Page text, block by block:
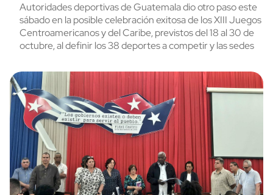
Autoridades deportivas de Guatemala dio otro paso este
sábado en la posible celebración exitosa de los XIII Juegos
Centroamericanos y del Caribe, previstos del 18 al 30 de
octubre, al definir los 38 deportes a competir y las sedes